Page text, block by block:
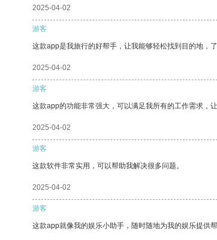
2025-04-02
游客
这款app是我旅行的好帮手，让我能够轻松找到目的地，
2025-04-02
游客
这款app的功能非常强大，可以满足我所有的工作需求，
2025-04-02
游客
这款软件非常实用，可以帮助我解决很多问题。
2025-04-02
游客
这款app就像我的娱乐小助手，随时随地为我的娱乐提供帮